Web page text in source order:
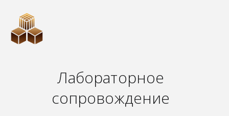
Лабораторное
сопровождение